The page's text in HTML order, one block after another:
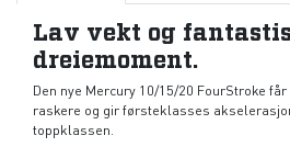
Lav vekt og
dreiemoment.
Den nye Mercury 10/15/20 FourStroke
raskere og gir førsteklasses
toppklassen.